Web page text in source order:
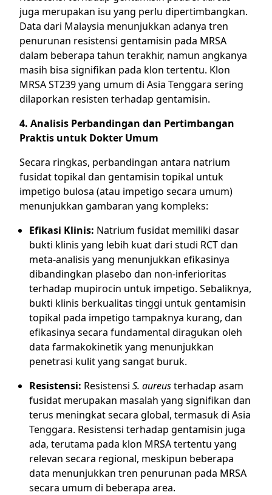
juga merupakan isu yang perlu dipertimbangkan.
Data dari Malaysia menunjukkan adanya tren
penurunan resistensi gentamisin pada MRSA
dalam beberapa tahun terakhir, namun angkanya
masih bisa signifikan pada klon tertentu. Klon
MRSA ST239 yang umum di Asia Tenggara sering
dilaporkan resisten terhadap gentamisin.
4. Analisis Perbandingan dan Pertimbangan
Praktis untuk Dokter Umum
Secara ringkas, perbandingan antara natrium
fusidat topikal dan gentamisin topikal untuk
impetigo bulosa (atau impetigo secara umum)
menunjukkan gambaran yang kompleks:
Efikasi Klinis: Natrium fusidat memiliki dasar
bukti klinis yang lebih kuat dari studi RCT dan
meta-analisis yang menunjukkan efikasinya
dibandingkan plasebo dan non-inferioritas
terhadap mupirocin untuk impetigo. Sebaliknya,
bukti klinis berkualitas tinggi untuk gentamisin
topikal pada impetigo tampaknya kurang, dan
efikasinya secara fundamental diragukan oleh
data farmakokinetik yang menunjukkan
penetrasi kulit yang sangat buruk.
Resistensi: Resistensi S. aureusterhadap asam
fusidat merupakan masalah yang signifikan dan
terus meningkat secara global, termasuk di Asia
Tenggara. Resistensi terhadap gentamisin juga
ada, terutama pada klon MRSA tertentu yang
relevan secara regional, meskipun beberapa
data menunjukkan tren penurunan pada MRSA
secara umum di beberapa area.